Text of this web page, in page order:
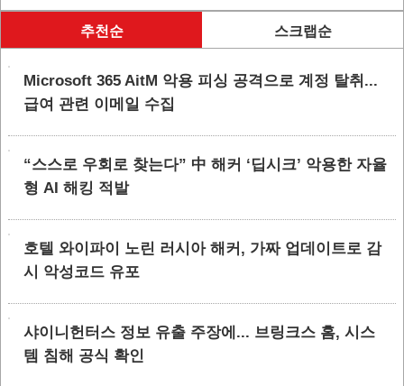
추천순 스크랩순
Microsoft 365 AitM 악용 피싱 공격으로 계정 탈취...
급여 관련 이메일 수집
“스스로 우회로 찾는다” 中 해커 ‘딥시크’ 악용한 자율
형 AI 해킹 적발
호텔 와이파이 노린 러시아 해커, 가짜 업데이트로 감
시 악성코드 유포
샤이니헌터스 정보 유출 주장에... 브링크스 홈, 시스
템 침해 공식 확인